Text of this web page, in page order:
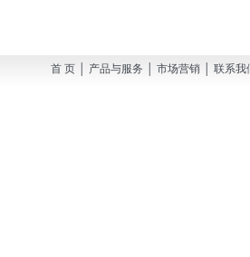
首 页 │ 产品与服务 │ 市场营销 │ 联系我